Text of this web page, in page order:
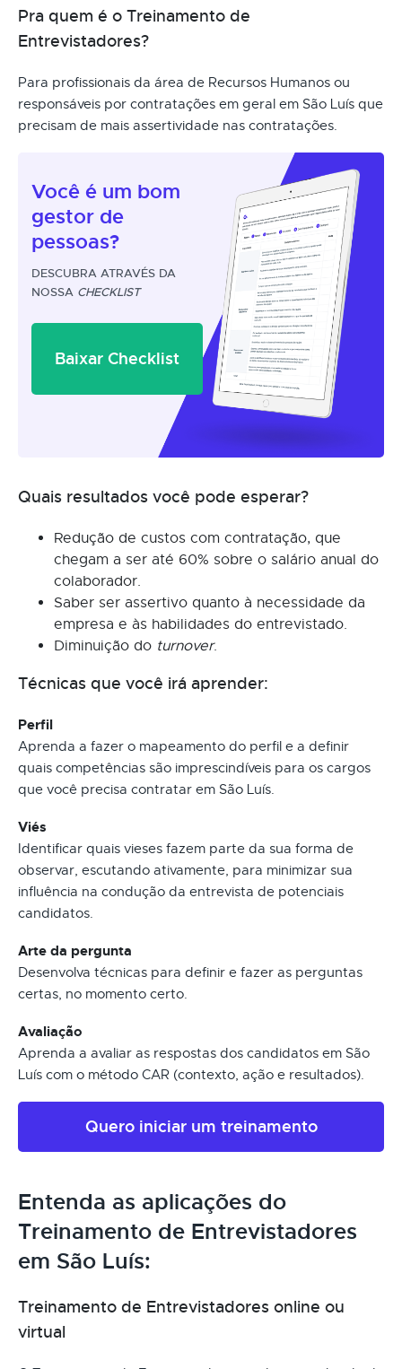
Pra quem é o Treinamento de
Entrevistadores?
Para profissionais da área de Recursos Humanos ou
responsáveis por contratações em geral em São Luís que
precisam de mais assertividade nas contratações.
Você é um bom
gestor de
pessoas?
DESCUBRA ATRAVÉS DA
NOSSA CHECKLIST
Baixar Checklist
Quais resultados você pode esperar?
Redução de custos com contratação, que
chegam a ser até 60% sobre o salário anual do
colaborador.
Saber ser assertivo quanto à necessidade da
empresa e às habilidades do entrevistado.
Diminuição do turnover.
Técnicas que você irá aprender:
Perfil
Aprenda a fazer o mapeamento do perfil e a definir
quais competências são imprescindíveis para os cargos
que você precisa contratar em São Luís.
Viés
Identificar quais vieses fazem parte da sua forma de
observar, escutando ativamente, para minimizar sua
influência na condução da entrevista de potenciais
candidatos.
Arte da pergunta
Desenvolva técnicas para definir e fazer as perguntas
certas, no momento certo.
Avaliação
Aprenda a avaliar as respostas dos candidatos em São
Luís com o método CAR (contexto, ação e resultados).
Quero iniciar um treinamento
Entenda as aplicações do
Treinamento de Entrevistadores
em São Luís:
Treinamento de Entrevistadores online ou
virtual